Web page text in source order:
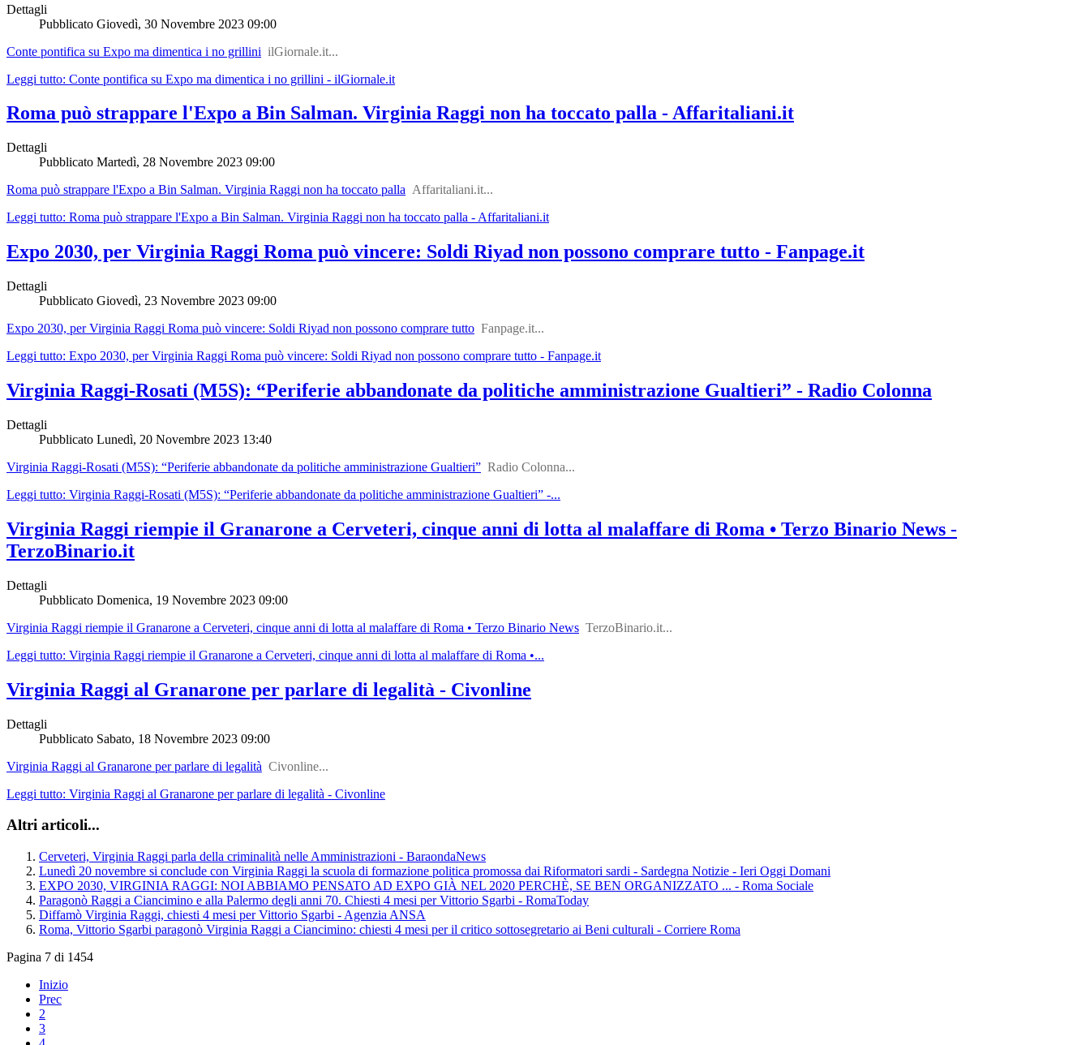
Dettagli
Pubblicato Giovedì, 30 Novembre 2023 09:00
Conte pontifica su Expo ma dimentica i no grillini ilGiornale.it...
Leggi tutto: Conte pontifica su Expo ma dimentica i no grillini - ilGiornale.it
Roma può strappare l'Expo a Bin Salman. Virginia Raggi non ha toccato palla - Affaritaliani.it
Dettagli
Pubblicato Martedì, 28 Novembre 2023 09:00
Roma può strappare l'Expo a Bin Salman. Virginia Raggi non ha toccato palla Affaritaliani.it...
Leggi tutto: Roma può strappare l'Expo a Bin Salman. Virginia Raggi non ha toccato palla - Affaritaliani.it
Expo 2030, per Virginia Raggi Roma può vincere: Soldi Riyad non possono comprare tutto - Fanpage.it
Dettagli
Pubblicato Giovedì, 23 Novembre 2023 09:00
Expo 2030, per Virginia Raggi Roma può vincere: Soldi Riyad non possono comprare tutto Fanpage.it...
Leggi tutto: Expo 2030, per Virginia Raggi Roma può vincere: Soldi Riyad non possono comprare tutto - Fanpage.it
Virginia Raggi-Rosati (M5S): “Periferie abbandonate da politiche amministrazione Gualtieri” - Radio Colonna
Dettagli
Pubblicato Lunedì, 20 Novembre 2023 13:40
Virginia Raggi-Rosati (M5S): “Periferie abbandonate da politiche amministrazione Gualtieri” Radio Colonna...
Leggi tutto: Virginia Raggi-Rosati (M5S): “Periferie abbandonate da politiche amministrazione Gualtieri” -...
Virginia Raggi riempie il Granarone a Cerveteri, cinque anni di lotta al malaffare di Roma • Terzo Binario News -
TerzoBinario.it
Dettagli
Pubblicato Domenica, 19 Novembre 2023 09:00
Virginia Raggi riempie il Granarone a Cerveteri, cinque anni di lotta al malaffare di Roma • Terzo Binario News TerzoBinario.it...
Leggi tutto: Virginia Raggi riempie il Granarone a Cerveteri, cinque anni di lotta al malaffare di Roma •...
Virginia Raggi al Granarone per parlare di legalità - Civonline
Dettagli
Pubblicato Sabato, 18 Novembre 2023 09:00
Virginia Raggi al Granarone per parlare di legalità Civonline...
Leggi tutto: Virginia Raggi al Granarone per parlare di legalità - Civonline
Altri articoli...
Cerveteri, Virginia Raggi parla della criminalità nelle Amministrazioni - BaraondaNews
Lunedì 20 novembre si conclude con Virginia Raggi la scuola di formazione politica promossa dai Riformatori sardi - Sardegna Notizie - Ieri Oggi Domani
EXPO 2030, VIRGINIA RAGGI: NOI ABBIAMO PENSATO AD EXPO GIÀ NEL 2020 PERCHÈ, SE BEN ORGANIZZATO ... - Roma Sociale
Paragonò Raggi a Ciancimino e alla Palermo degli anni 70. Chiesti 4 mesi per Vittorio Sgarbi - RomaToday
Diffamò Virginia Raggi, chiesti 4 mesi per Vittorio Sgarbi - Agenzia ANSA
Roma, Vittorio Sgarbi paragonò Virginia Raggi a Ciancimino: chiesti 4 mesi per il critico sottosegretario ai Beni culturali - Corriere Roma
Pagina 7 di 1454
Inizio
Prec
2
3